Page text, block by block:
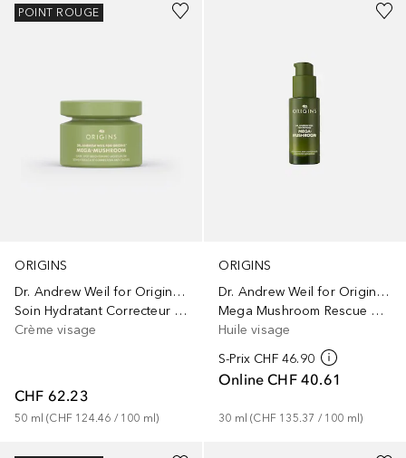
ORIGINS
Dr. Andrew Weil for Origins™
Soin Hydratant Correcteur Anti-Taches
Crème visage
CHF 62.23
50 ml (CHF 124.46 / 100 ml)
POINT ROUGE
ORIGINS
Dr. Andrew Weil for Origins™
Mega Mushroom Rescue Concentrate
Huile visage
S-Prix CHF 46.90
Online CHF 40.61
30 ml (CHF 135.37 / 100 ml)